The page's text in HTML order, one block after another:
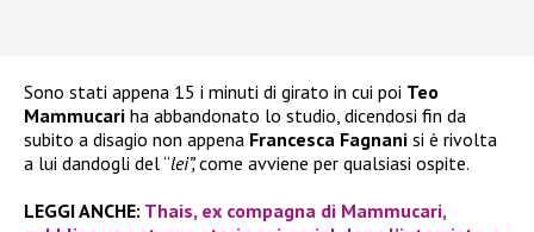
Sono stati appena 15 i minuti di girato in cui poi Teo
Mammucari ha abbandonato lo studio, dicendosi fin da
subito a disagio non appena Francesca Fagnani si è rivolta
a lui dandogli del “lei”,come avviene per qualsiasi ospite.
LEGGI ANCHE: Thais, ex compagna di Mammucari,